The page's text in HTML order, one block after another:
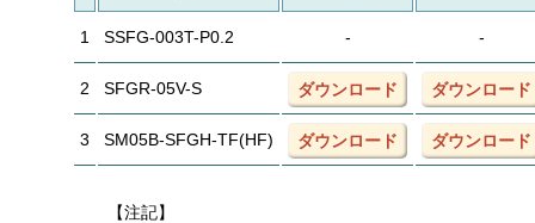
1 SSFG-003T-P0.2 - -
2 SFGR-05V-S ダウンロード ダウンロード
3 SM05B-SFGH-TF(HF) ダウンロード ダウンロード
【注記】